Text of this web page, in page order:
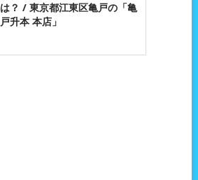
は？ / 東京都江東区亀戸の「亀
戸升本 本店」